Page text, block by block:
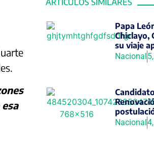
Papa
Chiclayo,
su viaje
Nacional
Nacional